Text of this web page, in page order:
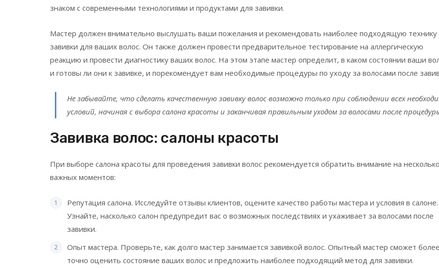
знаком с современными технологиями и продуктами для завивки.
Мастер должен внимательно выслушать ваши пожелания и рекомендовать наиболее подходящую технику
завивки для ваших волос. Он также должен провести предварительное тестирование на аллергическую
реакцию и провести диагностику ваших волос. На этом этапе мастер определит, в каком состоянии ваши
и готовы ли они к завивке, и порекомендует вам необходимые процедуры по уходу за волосами после
Не забывайте, что сделать качественную завивку волос возможно только при соблюдении всех
условий, начиная с выбора салона красоты и заканчивая правильным уходом за волосами после
Завивка волос: салоны красоты
При выборе салона красоты для проведения завивки волос рекомендуется обратить внимание на
важных моментов:
Репутация салона. Исследуйте отзывы клиентов, оцените качество работы мастера и условия в салоне.
Узнайте, насколько салон предупредит вас о возможных последствиях и ухаживает за волосами после
завивки.
Опыт мастера. Проверьте, как долго мастер занимается завивкой волос. Опытный мастер сможет
точно оценить состояние ваших волос и предложить наиболее подходящий метод для завивки.